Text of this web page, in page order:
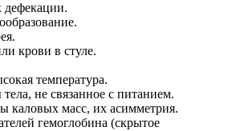
крови в стуле.
температура.
не связанное с питанием.
каловых масс, их асимметрия.
гемоглобина (скрытое